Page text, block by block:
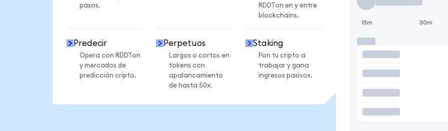
pasos.
RDDTon en y entre
blockchains.
Predecir
Opera con RDDTon
y mercados de
predicción cripto.
Perpetuos
Largos o cortos en
tokens con
apalancamiento
de hasta 50x.
Staking
Pon tu cripto a
trabajar y gana
ingresos pasivos.
15m 30m